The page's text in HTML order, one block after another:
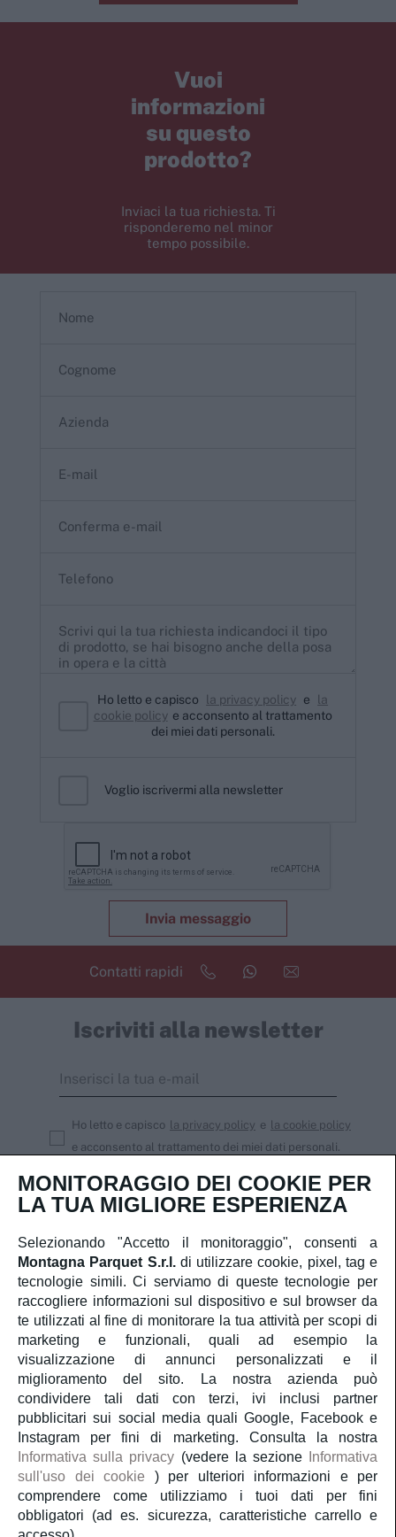
Vuoi
informazioni
su questo
prodotto?
Inviaci la tua richiesta. Ti
risponderemo nel minor
tempo possibile.
Ho letto e capisco la privacy policy e
la
cookie policy e acconsento al trattamento
dei miei dati personali.
Voglio iscrivermi alla newsletter
Invia messaggio
Contatti rapidi
Iscriviti alla newsletter
Ho letto e capisco la privacy policy e la cookie policy
e acconsento al trattamento dei miei dati personali.
Iscriviti
Servizio Clienti
Account
Servizi
Guida al parquet
Parliamo di noi
MONITORAGGIO DEI COOKIE PER
LA TUA MIGLIORE ESPERIENZA
Selezionando "Accetto il monitoraggio", consenti a
Montagna Parquet S.r.l. di utilizzare cookie, pixel, tag e
tecnologie simili. Ci serviamo di queste tecnologie per
raccogliere informazioni sul dispositivo e sul browser da
te utilizzati al fine di monitorare la tua attività per scopi di
marketing e funzionali, quali ad esempio la
visualizzazione di annunci personalizzati e il
miglioramento del sito. La nostra azienda può
condividere tali dati con terzi, ivi inclusi partner
pubblicitari sui social media quali Google, Facebook e
Instagram per fini di marketing. Consulta la nostra
Informativa sulla privacy (vedere la sezione
Informativa
sull'uso dei cookie
) per ulteriori informazioni e per
comprendere come utilizziamo i tuoi dati per fini
obbligatori (ad es. sicurezza, caratteristiche carrello e